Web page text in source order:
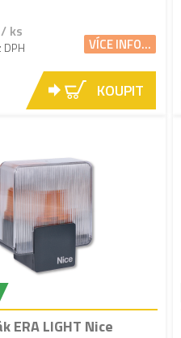
/ ks
DPH VÍCE INFO...
KOUPIT
ERA LIGHT Nice